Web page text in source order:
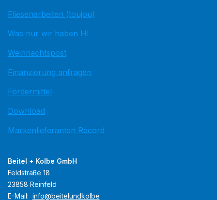
Fliesenarbeiten (toujou)
Was nur wir haben HI
Weihnachtspost
Finanzierung anfragen
Fördermittel
Download
Markenlieferanten Record
Beitel + Kolbe GmbH
Feldstraße 18
23858 Reinfeld
E-Mail: info@beitelundkolbe